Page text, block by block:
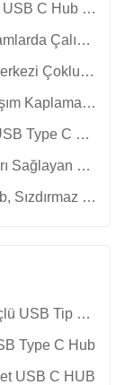
Çoklu USB Portları Çok Fonksiyonlu USB C Hub Gigabit Ethernet Opsiyonel Windows Mac Os Ve Android Sistemleri Ile Uyumlu
4 Port Çoklu USB C Hub, Çeşitli Ortamlarda Çalışmayı Sağlayan %5 Ila %95 Nem Aralığını Desteklemek Üzere Üretilmiştir
10°C'den 40°C'ye USB C Bağlantı Merkezi Çoklu Cihaz Bağlantıları Ve Hızlı Veri Aktarımını Destekleyen USB A Port Tipleri
Gigabit Ethernet Port Alüminyum Alaşım Kaplama Ve Çalışma Sıcaklığı Aralığı Eksi 10 Ila 40 Derece Selsüs
100w'a Kadar PD Şarjını Destekler USB Type C Hub Adaptörü Plug And Play Çoklu Cihazlarla Uyumludur Bağlantı Seçeneklerini Genişletir
Çoklu USB C Hub Çoklu USB Portları Sağlayan Şarj Ve Veri Taşıma Üretim Döngüsü 12 Ila 18 Gün Kurumsal Için Tasarlanmıştır
usb3.0 Arayüz Çoklu Port USB C Hub, Sızdırmaz Bağlantı Ve Geliştirilmiş Üretkenlik Için Çoklu USB Portları
MacBook Pro Alüminyum Alaşım Güçlü USB Tip C Hub OEM / ODM Kabul Edilebilir
Type C Hub
USB C HUB